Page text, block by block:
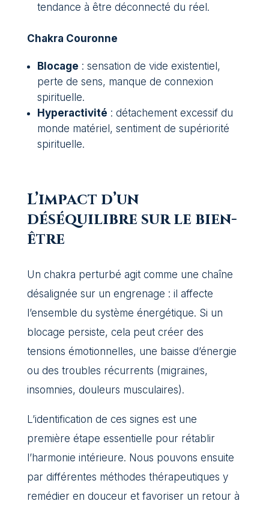
tendance à être déconnecté du réel.
Chakra Couronne
Blocage : sensation de vide existentiel,
perte de sens, manque de connexion
spirituelle.
Hyperactivité : détachement excessif du
monde matériel, sentiment de supériorité
spirituelle.
L’impact d’un
déséquilibre sur le bien-
être
Un chakra perturbé agit comme une chaîne
désalignée sur un engrenage : il affecte
l’ensemble du système énergétique. Si un
blocage persiste, cela peut créer des
tensions émotionnelles, une baisse d’énergie
ou des troubles récurrents (migraines,
insomnies, douleurs musculaires).
L’identification de ces signes est une
première étape essentielle pour rétablir
l’harmonie intérieure. Nous pouvons ensuite
par différentes méthodes thérapeutiques y
remédier en douceur et favoriser un retour à